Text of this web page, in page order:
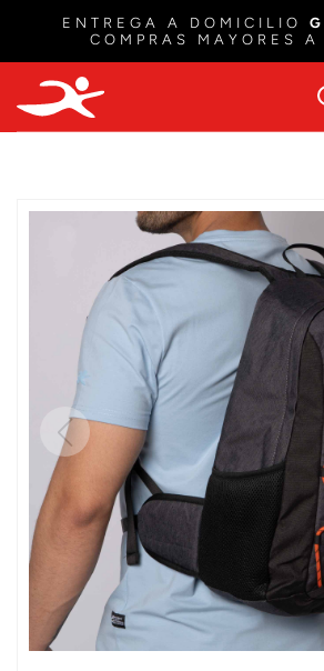
ENTREGA A DOMICILIO
COMPRAS MAYORES A